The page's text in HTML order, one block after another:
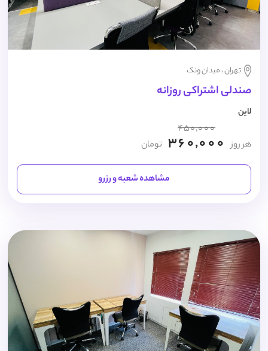
تهران ، میدان ونک
صندلی اشتراکی روزانه
لاین
هر روز
450,000
360,000 تومان
مشاهده شعبه و رزرو